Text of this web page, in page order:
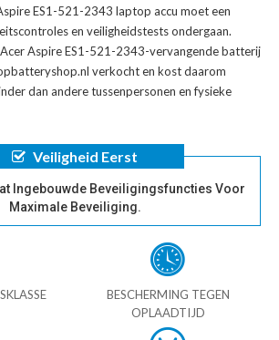
ES1-521-2343 laptop accu moet een
en veiligheidstests ondergaan.
Acer Aspire ES1-521-2343-vervangende batterij
verkocht en kost daarom
dan andere tussenpersonen en fysieke
Veiligheid Eerst
Ingebouwde Beveiligingsfuncties Voor
Maximale Beveiliging.
BESCHERMING TEGEN
OPLAADTIJD